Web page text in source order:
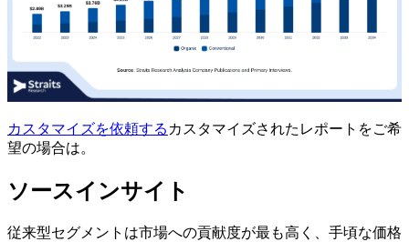
カスタマイズを依頼する カスタマイズされたレポートをご希
望の場合は。
ソースインサイト
従来型セグメントは市場への貢献度が最も高く、手頃な価格